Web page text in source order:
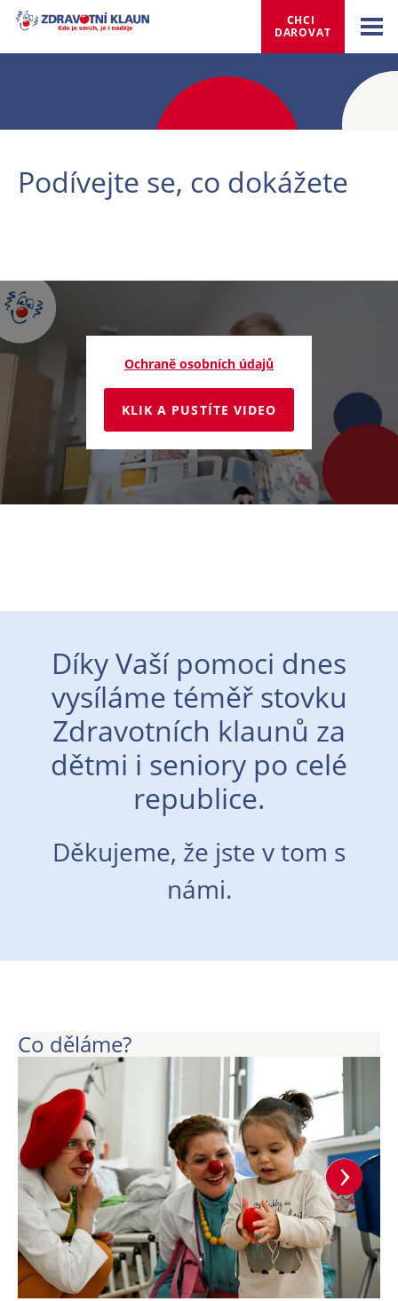
CHCI
DAROVAT
Podívejte se, co dokážete
Ochraně osobních údajů
KLIK A PUSTÍTE VIDEO
Díky Vaší pomoci dnes
vysíláme téměř stovku
Zdravotních klaunů za
dětmi i seniory po celé
republice.
Děkujeme, že jste v tom s
námi.
Co děláme?